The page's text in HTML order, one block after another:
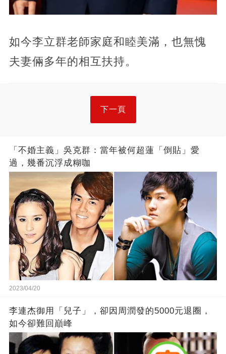
如今李立群老師家庭和睦美滿，也無愧
夫妻倆多年的相互扶持。
下一頁
「不婚主義」吳克群：當年被何超蓮「倒貼」愛
過，幾番沉浮成糊咖
2023/04/20
李連杰御用「兒子」，卻因周潤發的5000元退圈，
如今卻難回巔峰